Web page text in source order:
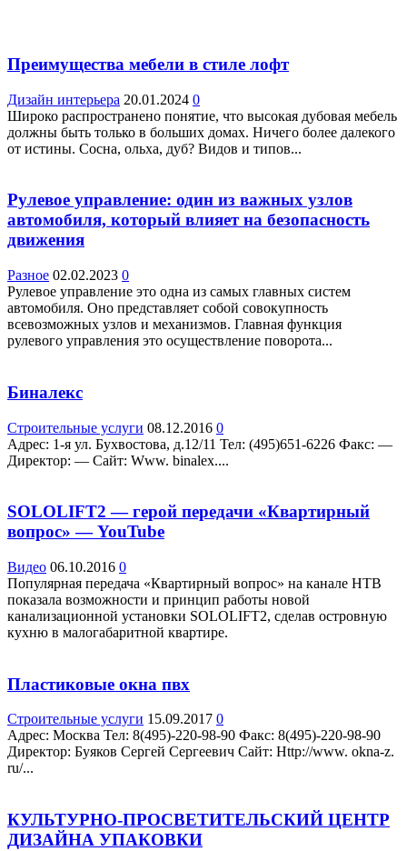
Преимущества мебели в стиле лофт
Дизайн интерьера 20.01.2024 0
Широко распространено понятие, что высокая дубовая мебель
должны быть только в больших домах. Ничего более далекого
от истины. Сосна, ольха, дуб? Видов и типов...
Рулевое управление: один из важных узлов
автомобиля, который влияет на безопасность
движения
Разное 02.02.2023 0
Рулевое управление это одна из самых главных систем
автомобиля. Оно представляет собой совокупность
всевозможных узлов и механизмов. Главная функция
рулевого управления это осуществление поворота...
Биналекс
Строительные услуги 08.12.2016 0
Адрес: 1-я ул. Бухвостова, д.12/11 Teл: (495)651-6226 Факс: —
Директор: — Сайт: Www. binalex....
SOLOLIFT2 — герой передачи «Квартирный
вопрос» — YouTube
Видео 06.10.2016 0
Популярная передача «Квартирный вопрос» на канале НТВ
показала возможности и принцип работы новой
канализационной установки SOLOLIFT2, сделав островную
кухню в малогабаритной квартире.
Пластиковые окна пвх
Строительные услуги 15.09.2017 0
Адрес: Москва Teл: 8(495)-220-98-90 Факс: 8(495)-220-98-90
Директор: Буяков Сергей Сергеевич Сайт: Http://www. okna-z.
ru/...
КУЛЬТУРНО-ПРОСВЕТИТЕЛЬСКИЙ ЦЕНТР
ДИЗАЙНА УПАКОВКИ